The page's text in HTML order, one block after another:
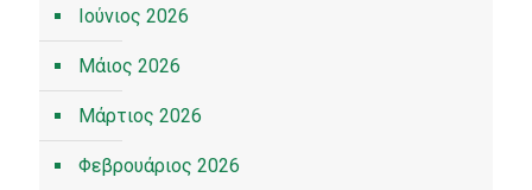
Ιούνιος 2026
Μάιος 2026
Μάρτιος 2026
Φεβρουάριος 2026